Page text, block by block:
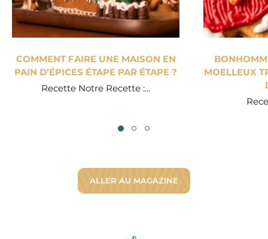
COMMENT FAIRE UNE MAISON EN
PAIN D’ÉPICES ÉTAPE PAR ÉTAPE ?
Recette Notre Recette :...
MOELLEUX
ALLER AU MAGAZINE